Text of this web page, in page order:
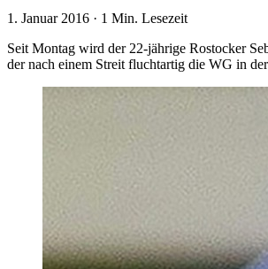
1. Januar 2016 · 1 Min. Lesezeit
Seit Montag wird der 22-jährige Rostocker
der nach einem Streit fluchtartig die WG in